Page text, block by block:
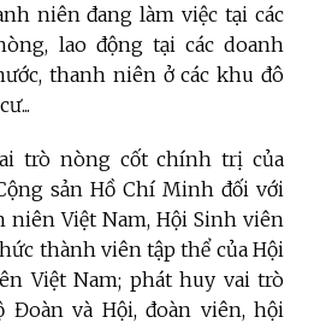
niên đang làm việc tại các
lao động tại các doanh
thanh niên ở các khu đô
trò nòng cốt chính trị của
sản Hồ Chí Minh đối với
niên Việt Nam, Hội Sinh viên
thành viên tập thể của Hội
Việt Nam; phát huy vai trò
Đoàn và Hội, đoàn viên, hội